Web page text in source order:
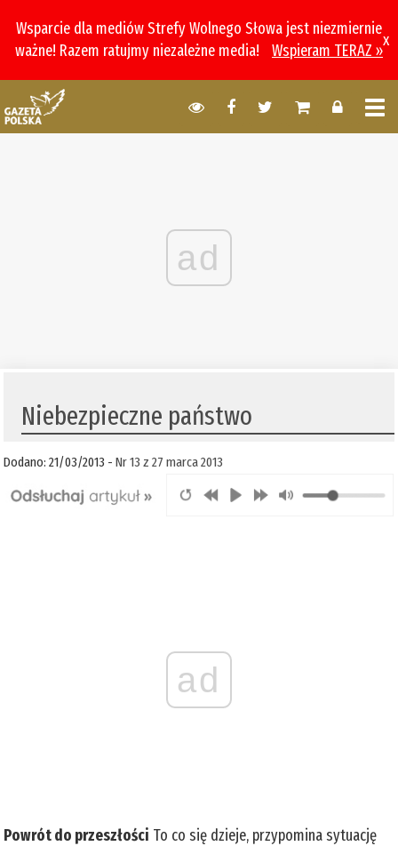
Wsparcie dla mediów Strefy Wolnego Słowa jest niezmiernie
ważne! Razem ratujmy niezależne media!
Wspieram TERAZ »
x
ad
Niebezpieczne państwo
Dodano: 21/03/2013 -Nr 13 z 27 marca 2013
ad
Powrót do przeszłości To co się dzieje, przypomina sytuację